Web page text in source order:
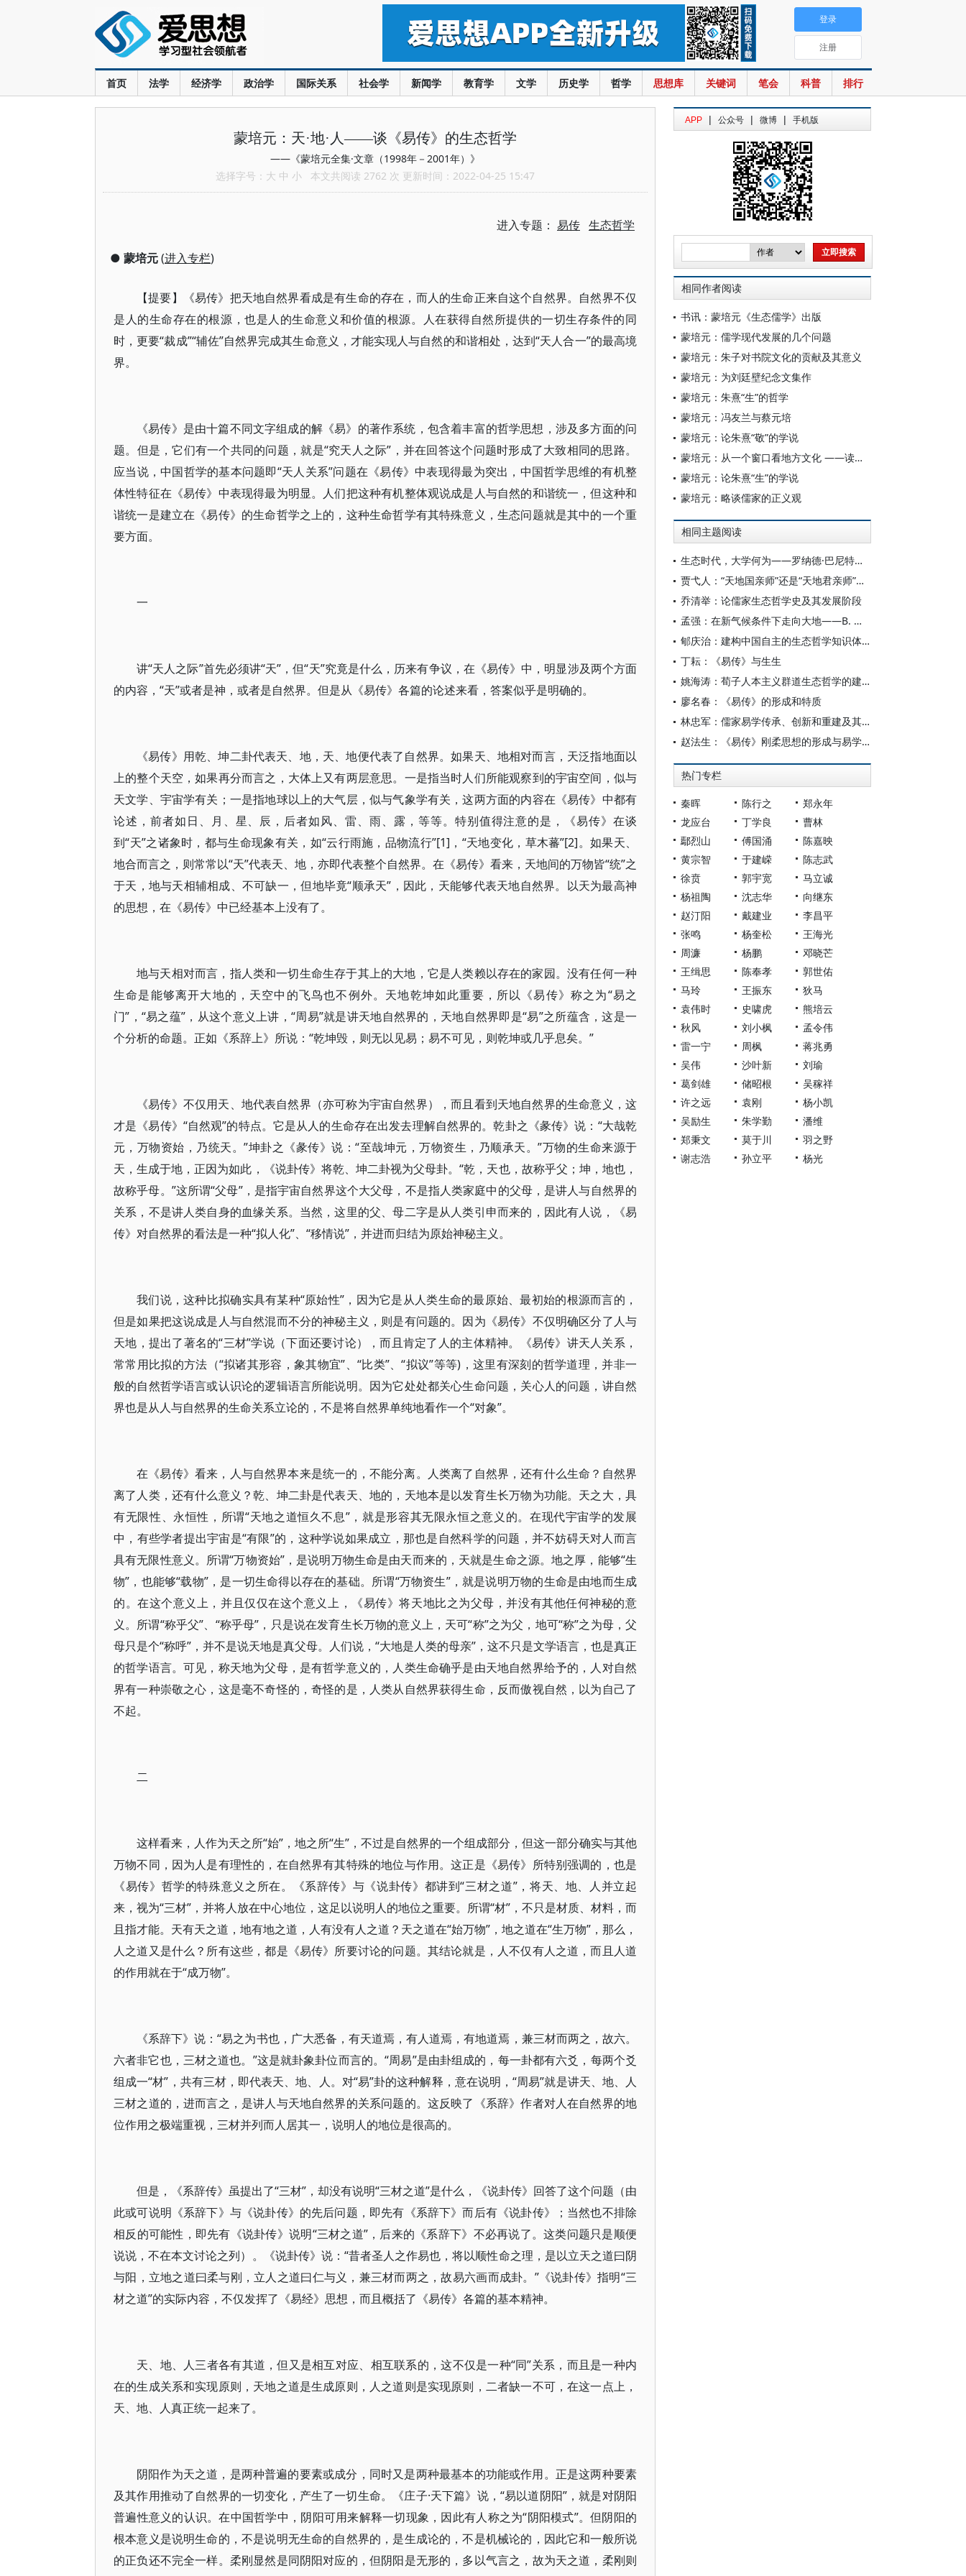
首页 法学 经济学 政治学 国际关系 社会学 新闻学 教育学 文学 历史学 哲学 思想库 关键词 笔会 科普 排行
登录
注册
蒙培元：天·地·人——谈《易传》的生态哲学
——《蒙培元全集·文章（1998年－2001年）》
选择字号： 大 中 小 本文共阅读 2762 次 更新时间：2022-04-25 15:47
进入专题： 易传 生态哲学
● 蒙培元(进入专栏)
【提要】《易传》把天地自然界看成是有生命的存在，而人的生命正来自这个自然界。自然界不仅
是人的生命存在的根源，也是人的生命意义和价值的根源。人在获得自然所提供的一切生存条件的同
时，更要“裁成”“辅佐”自然界完成其生命意义，才能实现人与自然的和谐相处，达到“天人合一”的最高境
界。
《易传》是由十篇不同文字组成的解《易》的著作系统，包含着丰富的哲学思想，涉及多方面的问
题。但是，它们有一个共同的问题，就是“究天人之际”，并在回答这个问题时形成了大致相同的思路。
应当说，中国哲学的基本问题即“天人关系”问题在《易传》中表现得最为突出，中国哲学思维的有机整
体性特征在《易传》中表现得最为明显。人们把这种有机整体观说成是人与自然的和谐统一，但这种和
谐统一是建立在《易传》的生命哲学之上的，这种生命哲学有其特殊意义，生态问题就是其中的一个重
要方面。
一
讲“天人之际”首先必须讲“天”，但“天”究竟是什么，历来有争议，在《易传》中，明显涉及两个方面
的内容，“天”或者是神，或者是自然界。但是从《易传》各篇的论述来看，答案似乎是明确的。
《易传》用乾、坤二卦代表天、地，天、地便代表了自然界。如果天、地相对而言，天泛指地面以
上的整个天空，如果再分而言之，大体上又有两层意思。一是指当时人们所能观察到的宇宙空间，似与
天文学、宇宙学有关；一是指地球以上的大气层，似与气象学有关，这两方面的内容在《易传》中都有
论述，前者如日、月、星、辰，后者如风、雷、雨、露，等等。特别值得注意的是，《易传》在谈
到“天”之诸象时，都与生命现象有关，如“云行雨施，品物流行”[1]，“天地变化，草木蕃”[2]。如果天、
地合而言之，则常常以“天”代表天、地，亦即代表整个自然界。在《易传》看来，天地间的万物皆“统”之
于天，地与天相辅相成、不可缺一，但地毕竟“顺承天”，因此，天能够代表天地自然界。以天为最高神
的思想，在《易传》中已经基本上没有了。
地与天相对而言，指人类和一切生命生存于其上的大地，它是人类赖以存在的家园。没有任何一种
生命是能够离开大地的，天空中的飞鸟也不例外。天地乾坤如此重要，所以《易传》称之为“易之
门”，“易之蕴”，从这个意义上讲，“周易”就是讲天地自然界的，天地自然界即是“易”之所蕴含，这是一
个分析的命题。正如《系辞上》所说：“乾坤毁，则无以见易；易不可见，则乾坤或几乎息矣。”
《易传》不仅用天、地代表自然界（亦可称为宇宙自然界），而且看到天地自然界的生命意义，这
才是《易传》“自然观”的特点。它是从人的生命存在出发去理解自然界的。乾卦之《彖传》说：“大哉乾
元，万物资始，乃统天。”坤卦之《彖传》说：“至哉坤元，万物资生，乃顺承天。”万物的生命来源于
天，生成于地，正因为如此，《说卦传》将乾、坤二卦视为父母卦。“乾，天也，故称乎父；坤，地也，
故称乎母。”这所谓“父母”，是指宇宙自然界这个大父母，不是指人类家庭中的父母，是讲人与自然界的
关系，不是讲人类自身的血缘关系。当然，这里的父、母二字是从人类引申而来的，因此有人说，《易
传》对自然界的看法是一种“拟人化”、“移情说”，并进而归结为原始神秘主义。
我们说，这种比拟确实具有某种“原始性”，因为它是从人类生命的最原始、最初始的根源而言的，
但是如果把这说成是人与自然混而不分的神秘主义，则是有问题的。因为《易传》不仅明确区分了人与
天地，提出了著名的“三材”学说（下面还要讨论），而且肯定了人的主体精神。《易传》讲天人关系，
常常用比拟的方法（“拟诸其形容，象其物宜”、“比类”、“拟议”等等)，这里有深刻的哲学道理，并非一
般的自然哲学语言或认识论的逻辑语言所能说明。因为它处处都关心生命问题，关心人的问题，讲自然
界也是从人与自然界的生命关系立论的，不是将自然界单纯地看作一个“对象”。
在《易传》看来，人与自然界本来是统一的，不能分离。人类离了自然界，还有什么生命？自然界
离了人类，还有什么意义？乾、坤二卦是代表天、地的，天地本是以发育生长万物为功能。天之大，具
有无限性、永恒性，所谓“天地之道恒久不息”，就是形容其无限永恒之意义的。在现代宇宙学的发展
中，有些学者提出宇宙是“有限”的，这种学说如果成立，那也是自然科学的问题，并不妨碍天对人而言
具有无限性意义。所谓“万物资始”，是说明万物生命是由天而来的，天就是生命之源。地之厚，能够“生
物”，也能够“载物”，是一切生命得以存在的基础。所谓“万物资生”，就是说明万物的生命是由地而生成
的。在这个意义上，并且仅仅在这个意义上，《易传》将天地比之为父母，并没有其他任何神秘的意
义。所谓“称乎父”、“称乎母”，只是说在发育生长万物的意义上，天可“称”之为父，地可“称”之为母，父
母只是个“称呼”，并不是说天地是真父母。人们说，“大地是人类的母亲”，这不只是文学语言，也是真正
的哲学语言。可见，称天地为父母，是有哲学意义的，人类生命确乎是由天地自然界给予的，人对自然
界有一种崇敬之心，这是毫不奇怪的，奇怪的是，人类从自然界获得生命，反而傲视自然，以为自己了
不起。
二
这样看来，人作为天之所“始”，地之所“生”，不过是自然界的一个组成部分，但这一部分确实与其他
万物不同，因为人是有理性的，在自然界有其特殊的地位与作用。这正是《易传》所特别强调的，也是
《易传》哲学的特殊意义之所在。《系辞传》与《说卦传》都讲到“三材之道”，将天、地、人并立起
来，视为“三材”，并将人放在中心地位，这足以说明人的地位之重要。所谓“材”，不只是材质、材料，而
且指才能。天有天之道，地有地之道，人有没有人之道？天之道在“始万物”，地之道在“生万物”，那么，
人之道又是什么？所有这些，都是《易传》所要讨论的问题。其结论就是，人不仅有人之道，而且人道
的作用就在于“成万物”。
《系辞下》说：“易之为书也，广大悉备，有天道焉，有人道焉，有地道焉，兼三材而两之，故六。
六者非它也，三材之道也。”这是就卦象卦位而言的。“周易”是由卦组成的，每一卦都有六爻，每两个爻
组成一“材”，共有三材，即代表天、地、人。对“易”卦的这种解释，意在说明，“周易”就是讲天、地、人
三材之道的，进而言之，是讲人与天地自然界的关系问题的。这反映了《系辞》作者对人在自然界的地
位作用之极端重视，三材并列而人居其一，说明人的地位是很高的。
但是，《系辞传》虽提出了“三材”，却没有说明“三材之道”是什么，《说卦传》回答了这个问题（由
此或可说明《系辞下》与《说卦传》的先后问题，即先有《系辞下》而后有《说卦传》；当然也不排除
相反的可能性，即先有《说卦传》说明“三材之道”，后来的《系辞下》不必再说了。这类问题只是顺便
说说，不在本文讨论之列）。《说卦传》说：“昔者圣人之作易也，将以顺性命之理，是以立天之道曰阴
与阳，立地之道曰柔与刚，立人之道曰仁与义，兼三材而两之，故易六画而成卦。”《说卦传》指明“三
材之道”的实际内容，不仅发挥了《易经》思想，而且概括了《易传》各篇的基本精神。
天、地、人三者各有其道，但又是相互对应、相互联系的，这不仅是一种“同”关系，而且是一种内
在的生成关系和实现原则，天地之道是生成原则，人之道则是实现原则，二者缺一不可，在这一点上，
天、地、人真正统一起来了。
阴阳作为天之道，是两种普遍的要素或成分，同时又是两种最基本的功能或作用。正是这两种要素
及其作用推动了自然界的一切变化，产生了一切生命。《庄子·天下篇》说，“易以道阴阳”，就是对阴阳
普遍性意义的认识。在中国哲学中，阴阳可用来解释一切现象，因此有人称之为“阴阳模式”。但阴阳的
根本意义是说明生命的，不是说明无生命的自然界的，是生成论的，不是机械论的，因此它和一般所说
的正负还不完全一样。柔刚显然是同阴阳对应的，但阴阳是无形的，多以气言之，故为天之道，柔刚则
APP | 公众号 | 微博 | 手机版
相同作者阅读
书讯：蒙培元《生态儒学》出版
蒙培元：儒学现代发展的几个问题
蒙培元：朱子对书院文化的贡献及其意义
蒙培元：为刘廷壁纪念文集作
蒙培元：朱熹“生”的哲学
蒙培元：冯友兰与蔡元培
蒙培元：论朱熹“敬”的学说
蒙培元：从一个窗口看地方文化 ——读《庄浪文史》
蒙培元：论朱熹“生”的学说
蒙培元：略谈儒家的正义观
相同主题阅读
生态时代，大学何为——罗纳德·巴尼特的生态大学理念
贾弋人：“天地国亲师”还是“天地君亲师”？——民国时期改“君”为“国”的宗教学反思
乔清举：论儒家生态哲学史及其发展阶段
孟强：在新气候条件下走向大地——B. 拉图尔生态哲学研究
郇庆治：建构中国自主的生态哲学知识体系
丁耘：《易传》与生生
姚海涛：荀子人本主义群道生态哲学的建构与诠释
廖名春：《易传》的形成和特质
林忠军：儒家易学传承、创新和重建及其现实意义——以《易传》为视角
赵法生：《易传》刚柔思想的形成与易学诠释典范的转移
热门专栏
秦晖 陈行之
郑永年
龙应台
丁学良
曹林
鄢烈山
傅国涌
陈嘉映
黄宗智
于建嵘
陈志武
徐贲
郭宇宽
马立诚
杨祖陶
沈志华
向继东
赵汀阳
戴建业
李昌平
张鸣
杨奎松
王海光
周濂
杨鹏
邓晓芒
王缉思
陈奉孝
郭世佑
马玲
王振东
狄马
袁伟时
史啸虎
熊培云
秋风
刘小枫
孟令伟
雷一宁
周枫
蒋兆勇
吴伟
沙叶新
刘瑜
葛剑雄
储昭根
吴稼祥
许之远
袁刚
杨小凯
吴励生
朱学勤
潘维
郑秉文
莫于川
羽之野
谢志浩
孙立平 杨光